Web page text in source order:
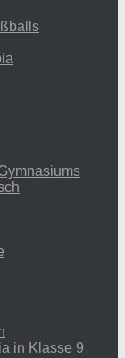
in Klasse 9